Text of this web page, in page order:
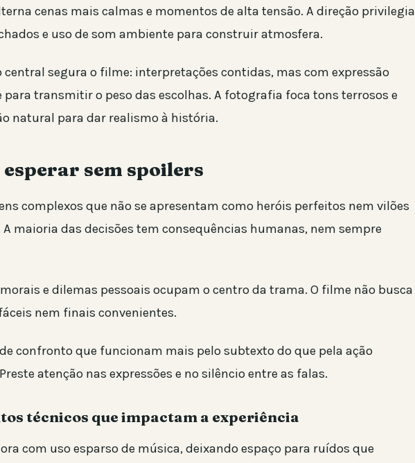
cenas mais calmas e momentos de alta tensão. A direção privilegia
e uso de som ambiente para construir atmosfera.
central segura o filme: interpretações contidas, mas com expressão
transmitir o peso das escolhas. A fotografia foca tons terrosos e
natural para dar realismo à história.
esperar sem spoilers
complexos que não se apresentam como heróis perfeitos nem vilões
maioria das decisões tem consequências humanas, nem sempre
e dilemas pessoais ocupam o centro da trama. O filme não busca
nem finais convenientes.
confronto que funcionam mais pelo subtexto do que pela ação
atenção nas expressões e no silêncio entre as falas.
técnicos que impactam a experiência
com uso esparso de música, deixando espaço para ruídos que